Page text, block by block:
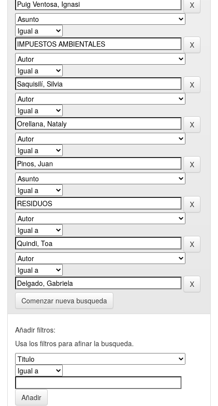
Comenzar nueva busqueda
Añadir filtros:
Usa los filtros para afinar la busqueda.